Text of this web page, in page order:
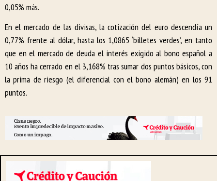
0,05% más.
En el mercado de las divisas, la cotización del euro descendía un
0,77% frente al dólar, hasta los 1,0865 ‘billetes verdes’, en tanto
que en el mercado de deuda el interés exigido al bono español a
10 años ha cerrado en el 3,168% tras sumar dos puntos básicos, con
la prima de riesgo (el diferencial con el bono alemán) en los 91
puntos.